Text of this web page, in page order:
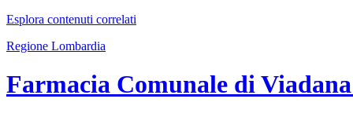
Esplora contenuti correlati
Regione Lombardia
Farmacia Comunale di